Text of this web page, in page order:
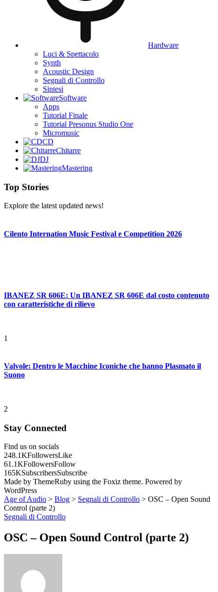
Hardware
Luci & Spettacolo
Synth
Acoustic Design
Segnali di Controllo
Sintesi
Software
Apps
Tutorial Finale
Tutorial Presonus Studio One
Micromusic
CD
Chitarre
DJ
Mastering
Top Stories
Explore the latest updated news!
Cilento Internation Music Festival e Competition 2026
IBANEZ SR 606E: Un IBANEZ SR 606E dal costo contenuto
con caratteristiche di rilievo
1
Valvole: Dentro le Macchine Iconiche che hanno Plasmato il
Suono
2
Stay Connected
Find us on socials
248.1KFollowersLike
61.1KFollowersFollow
165KSubscribersSubscribe
Made by ThemeRuby using the Foxiz theme. Powered by
WordPress
Age of Audio > Blog > Segnali di Controllo > OSC – Open Sound
Control (parte 2)
Segnali di Controllo
OSC – Open Sound Control (parte 2)